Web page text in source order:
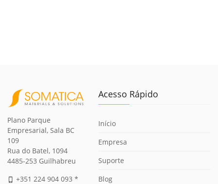
Plano Parque
Empresarial, Sala BC
109
Rua do Batel, 1094
4485-253 Guilhabreu
phone_iphone +351 224 904 093 *
Acesso Rápido
Início
Empresa
Suporte
Blog